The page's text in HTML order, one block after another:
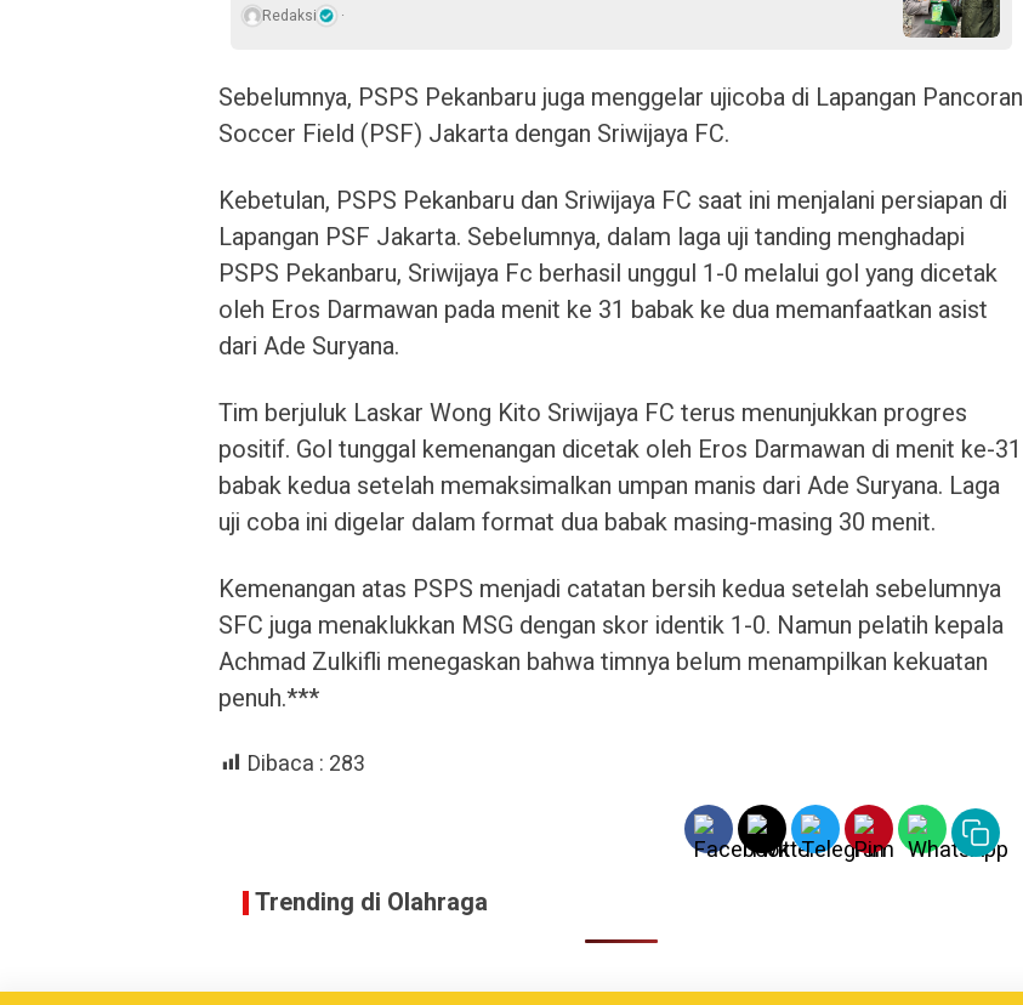
Redaksi
Sebelumnya, PSPS Pekanbaru juga menggelar ujicoba di Lapangan Pancoran
Soccer Field (PSF) Jakarta dengan Sriwijaya FC.
Kebetulan, PSPS Pekanbaru dan Sriwijaya FC saat ini menjalani persiapan di
Lapangan PSF Jakarta. Sebelumnya, dalam laga uji tanding menghadapi
PSPS Pekanbaru, Sriwijaya Fc berhasil unggul 1-0 melalui gol yang dicetak
oleh Eros Darmawan pada menit ke 31 babak ke dua memanfaatkan asist
dari Ade Suryana.
Tim berjuluk Laskar Wong Kito Sriwijaya FC terus menunjukkan progres
positif. Gol tunggal kemenangan dicetak oleh Eros Darmawan di menit ke-31
babak kedua setelah memaksimalkan umpan manis dari Ade Suryana. Laga
uji coba ini digelar dalam format dua babak masing-masing 30 menit.
Kemenangan atas PSPS menjadi catatan bersih kedua setelah sebelumnya
SFC juga menaklukkan MSG dengan skor identik 1-0. Namun pelatih kepala
Achmad Zulkifli menegaskan bahwa timnya belum menampilkan kekuatan
penuh.***
Dibaca : 283
Trending di Olahraga